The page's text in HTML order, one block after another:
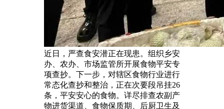
近日，严查食安潜正在现患。组织乡安
办、农办、市场监管所开展食物平安专
项查抄。下一步，对辖区食物行业进行
常态化查抄和整治，正在次要段吊挂26
条，平安安心的食物。详尽排查农副产
物进货渠道、食物保质期、后厨卫生及